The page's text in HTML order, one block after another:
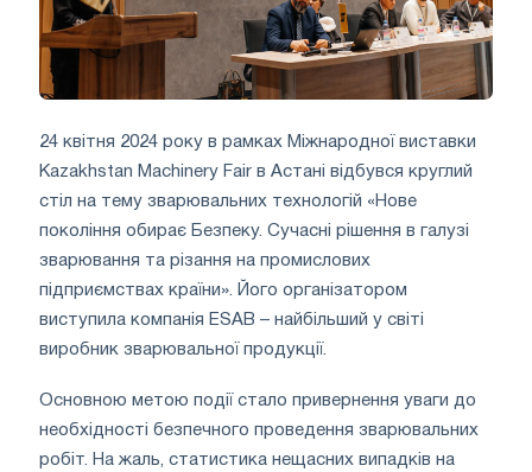
24 квітня 2024 року в рамках Міжнародної виставки
Kazakhstan Machinery Fair в Астані відбувся круглий
стіл на тему зварювальних технологій «Нове
покоління обирає Безпеку. Сучасні рішення в галузі
зварювання та різання на промислових
підприємствах країни». Його організатором
виступила компанія ESAB – найбільший у світі
виробник зварювальної продукції.
Основною метою події стало привернення уваги до
необхідності безпечного проведення зварювальних
робіт. На жаль, статистика нещасних випадків на